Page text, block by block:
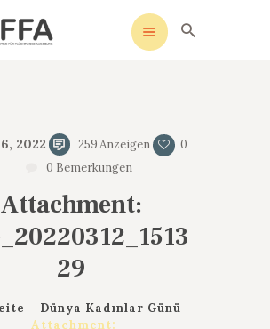
2022 259Anzeigen
0
0 Bemerkungen
Attachment:
29
Dünya Kadınlar Günü
Attachment:
SATZUNG